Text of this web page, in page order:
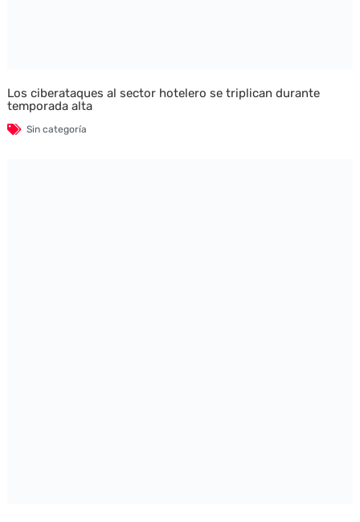
Los ciberataques al sector hotelero se triplican durante
temporada alta
Sin categoría